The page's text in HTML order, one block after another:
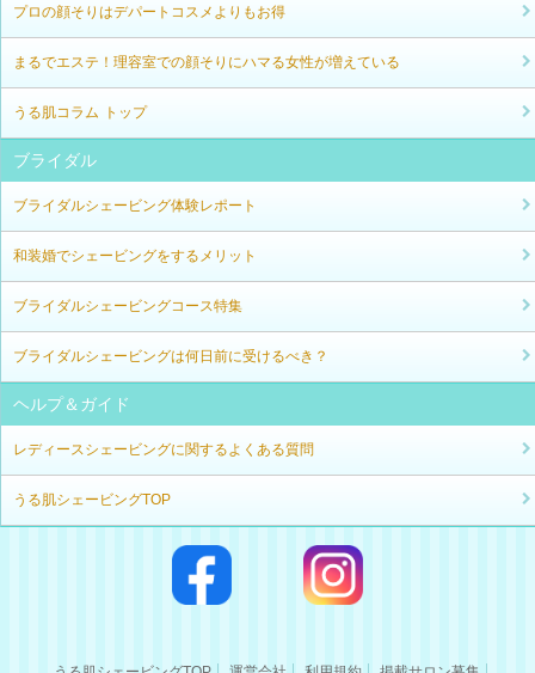
プロの顔そりはデパートコスメよりもお得
まるでエステ！理容室での顔そりにハマる女性が増えている
うる肌コラム トップ
ブライダル
ブライダルシェービング体験レポート
和装婚でシェービングをするメリット
ブライダルシェービングコース特集
ブライダルシェービングは何日前に受けるべき？
ヘルプ＆ガイド
レディースシェービングに関するよくある質問
うる肌シェービングTOP